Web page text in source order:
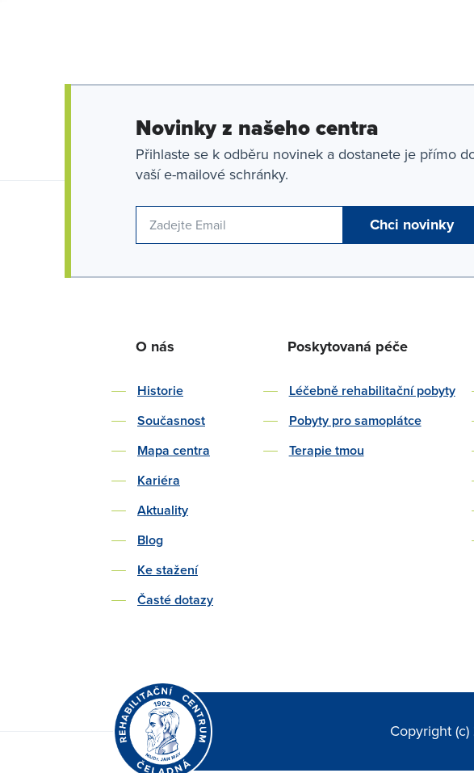
Novinky z našeho centra
Přihlaste se k odběru novinek a dostanete je přímo
vaší e-mailové schránky.
Chci novinky
O nás
Historie
Současnost
Mapa centra
Kariéra
Aktuality
Blog
Ke stažení
Časté dotazy
Poskytovaná péče
Léčebně rehabilitační pobyty
Pobyty pro samoplátce
Terapie tmou
Copyright (c)